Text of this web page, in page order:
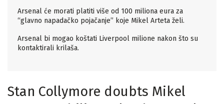
Arsenal će morati platiti više od 100 miliona eura za
“glavno napadačko pojačanje” koje Mikel Arteta želi.
Arsenal bi mogao koštati Liverpool milione nakon što su
kontaktirali krilaša.
Stan Collymore doubts Mikel